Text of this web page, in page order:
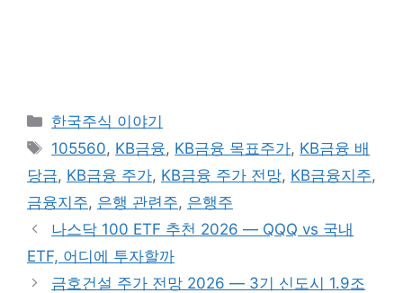
카
테
리
한국주식 이야기
태
그
105560, KB금융, KB금융 목표주가, KB금융 배
당금, KB금융 주가, KB금융 주가 전망, KB금융지주,
금융지주, 은행 관련주, 은행주
나스닥 100 ETF 추천 2026 — QQQ vs 국내
ETF, 어디에 투자할까
금호건설 주가 전망 2026 — 3기 신도시 1.9조